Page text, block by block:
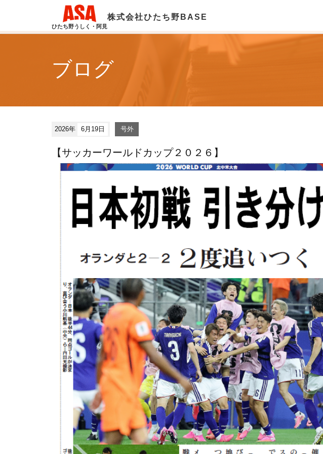
ひたち野うしく・阿見
株式会社ひたち野BASE
ブログ
2026年 6月19日 号外
【サッカーワールドカップ２０２６】